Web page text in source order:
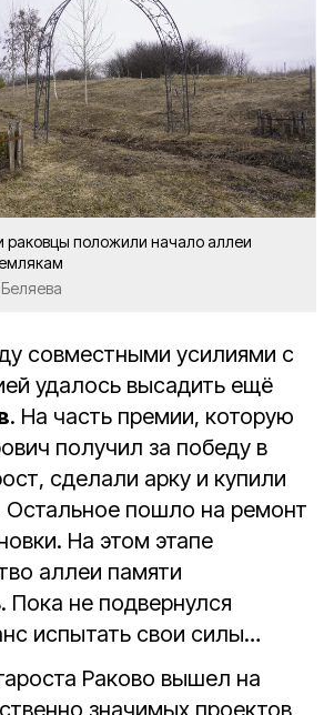
положили начало аллеи
совместными усилиями с
удалось высадить ещё
. На часть премии, которую
получил за победу в
сделали арку и купили
Остальное пошло на ремонт
На этом этапе
аллеи памяти
Пока не подвернулся
испытать свои силы…
Раково вышел на
значимых проектов